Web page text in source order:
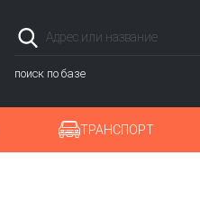
поиск по базе
ТРАНСПОРТ